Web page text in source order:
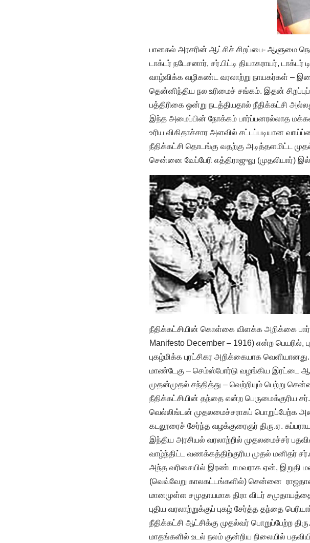
பானகல் அரசரின் ஆட்சிச் சிறப்பை- ஆளுமை
டாக்டர் நடேசனார், சர்.பிட்டி தியாகராயர்,
வாழ்விக்க வழிகண்ட வரலாற்று நாயகர்கள் –
தென்னிந்திய நல உரிமைச் சங்கம். இதன்
பத்திரிகை ஒன்று நடத்தியதால் நீதிக்கட்சி
இந்த அமைப்பின் நோக்கம் பார்ப்பனரல்லாத
உரிய விகிதாச்சார அளவில் சட்டப்படியான
நீதிக்கட்சி தொடங்கு வதற்கு அடித்தளமிட்ட
சென்னை வேப்பேரி எத்திராஜுலு (முதலியார்)
நீதிக்கட்சியின் கொள்கை விளக்க அறிக்கை
Manifesto December – 1916) என்ற பெயரில்,
புகழ்மிக்க புரட்சிகர அறிக்கையாக வெளியானது.
மாண்டேகு – செம்ஸ்போர்டு வழங்கிய இரட்டை
முதன்முதல் சந்தித்து – வெற்றியும் பெற்று
நீதிக்கட்சியின் தந்தை என்ற பெருமைக்குரிய
வெல்லிங்டன் முதலமைச்சராகப் பொறுப்பேற்க
கடலூரைச் சேர்ந்த வழக்குரைஞர் திரு.ஏ.
இந்திய அரசியல் வரலாற்றில் முதலமைச்சர்
வாழ்ந்திட்ட வணக்கத்திற்குரிய முதல் மனிதர்
அந்த வரிசையில் இரண்டாமவராக ஏன், இறுதி
(வெவ்வேறு காலகட்டங்களில்) சென்னை
மானமுள்ள சமுதாயமாக திரா விடர்
புதிய வரலாற்றுக்குப் புகழ் சேர்த்த தந்தை
நீதிக்கட்சி ஆட்சிக்கு முதல்வர் பொறுப்பேற்ற
மாதங்களில் உடல் நலம் குன்றிய நிலையில்